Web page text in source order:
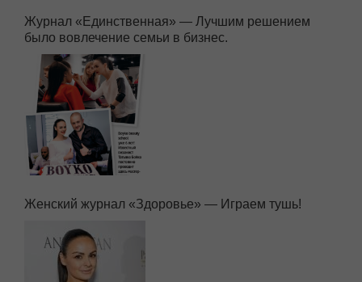
Журнал «Единственная» — Лучшим решением
было вовлечение семьи в бизнес.
Женский журнал «Здоровье» — Играем тушь!